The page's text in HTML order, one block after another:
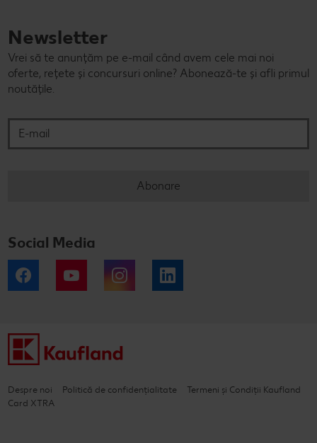
Newsletter
Vrei să te anunțăm pe e-mail când avem cele mai noi
oferte, rețete și concursuri online? Abonează-te și afli primul
noutățile.
Abonare
Social Media
Facebook YouTube Instagram
Despre noi Politică de confidențialitate
Termeni și Condiții Kaufland
Card XTRA